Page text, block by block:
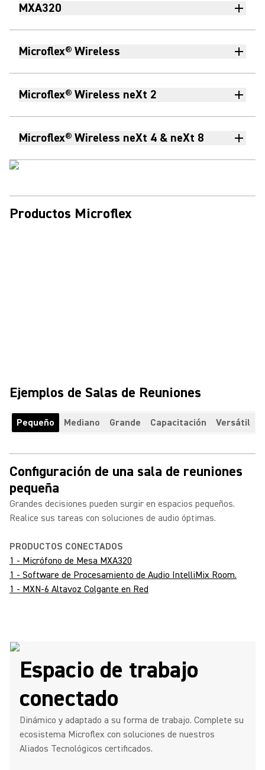
MXA320
Microflex® Wireless
Microflex® Wireless neXt 2
Microflex® Wireless neXt 4 & neXt 8
Productos Microflex
Ejemplos de Salas de Reuniones
Pequeño Mediano Grande Capacitación Versátil
Configuración de una sala de reuniones
pequeña
Grandes decisiones pueden surgir en espacios pequeños.
Realice sus tareas con soluciones de audio óptimas.
PRODUCTOS CONECTADOS
1 - Micrófono de Mesa MXA320
1 - Software de Procesamiento de Audio IntelliMix Room.
1 - MXN-6 Altavoz Colgante en Red
Espacio de trabajo
conectado
Dinámico y adaptado a su forma de trabajo. Complete su
ecosistema Microflex con soluciones de nuestros
Aliados Tecnológicos certificados.